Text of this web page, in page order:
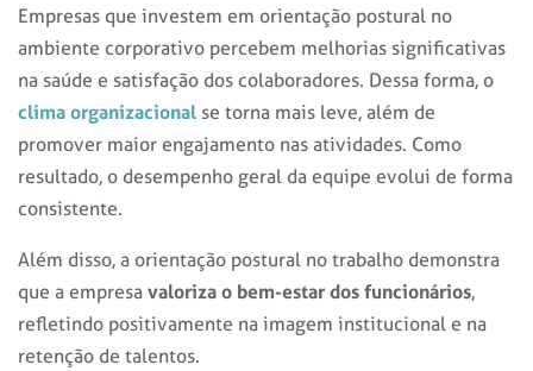
Empresas que investem em orientação postural no
ambiente corporativo percebem melhorias significativas
na saúde e satisfação dos colaboradores. Dessa forma, o
clima organizacional se torna mais leve, além de
promover maior engajamento nas atividades. Como
resultado, o desempenho geral da equipe evolui de forma
consistente.
Além disso, a orientação postural no trabalho demonstra
que a empresa valoriza o bem-estar dos funcionários,
refletindo positivamente na imagem institucional e na
retenção de talentos.